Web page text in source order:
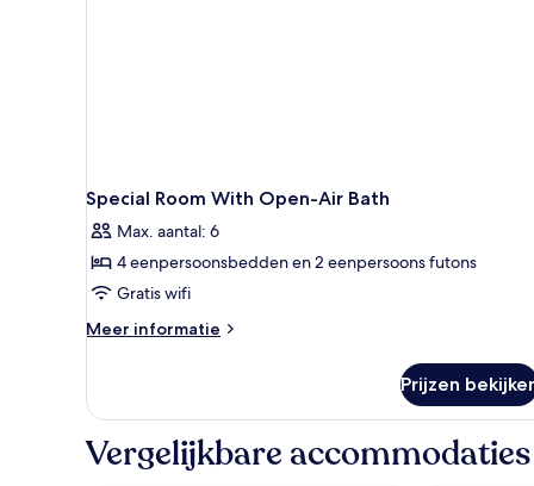
Special Room With Open-Air Bath
Max. aantal: 6
4 eenpersoonsbedden en 2 eenpersoons futons
Gratis wifi
Meer informatie
Meer
Room
Open-
Prijzen
Vergelijkbare accommodaties